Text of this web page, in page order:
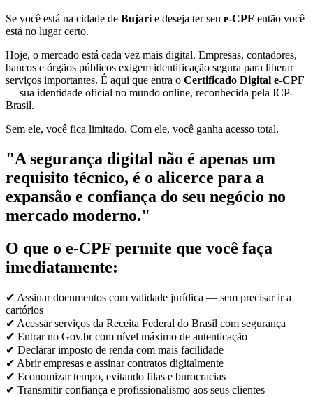
Se você está na cidade de Bujarie deseja ter seu e-CPF então você
está no lugar certo.
Hoje, o mercado está cada vez mais digital. Empresas, contadores,
bancos e órgãos públicos exigem identificação segura para liberar
serviços importantes. É aqui que entra o Certificado Digital e-CPF
— sua identidade oficial no mundo online, reconhecida pela ICP-
Brasil.
Sem ele, você fica limitado. Com ele, você ganha acesso total.
"A segurança digital não é apenas um
requisito técnico, é o alicerce para a
expansão e confiança do seu negócio no
mercado moderno."
O que o e-CPF permite que você faça
imediatamente:
✔ Assinar documentos com validade jurídica — sem precisar ir a
cartórios
✔ Acessar serviços da Receita Federal do Brasil com segurança
✔ Entrar no Gov.br com nível máximo de autenticação
✔ Declarar imposto de renda com mais facilidade
✔ Abrir empresas e assinar contratos digitalmente
✔ Economizar tempo, evitando filas e burocracias
✔ Transmitir confiança e profissionalismo aos seus clientes